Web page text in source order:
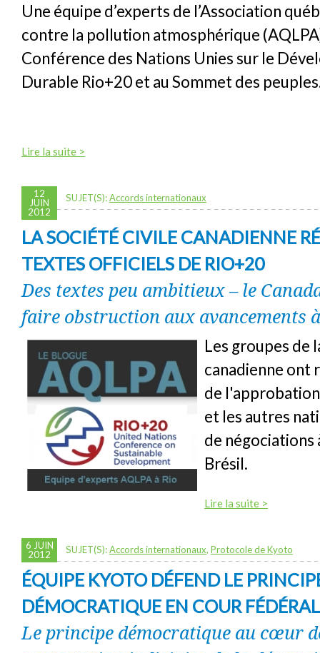
Une équipe d’experts de l’Association
contre la pollution atmosphérique
Conférence des Nations Unies sur le
Durable Rio+20 et au Sommet des
Lire la suite >
12
JUIN
2012
SUJET(S):Accords internationaux
LA SOCIÉTÉ CIVILE CANADIENNE
TEXTES OFFICIELS DE RIO+20
Des textes peu ambitieux – le
faire obstruction aux avancements
Les groupes de
canadienne ont
de
et les autres
de négociations
Brésil.
Lire la suite >
6 JUIN
2012
SUJET(S):Accords internationaux, Protocole de Kyoto
ÉQUIPE KYOTO DÉFEND LE
DÉMOCRATIQUE EN COUR
Le principe démocratique au cœur